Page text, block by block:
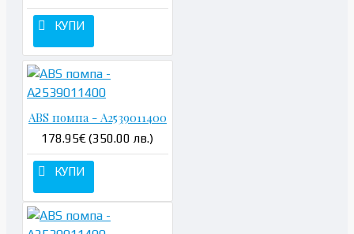
КУПИ
ABS помпа - A2539011400
178.95€ (350.00 лв.)
КУПИ